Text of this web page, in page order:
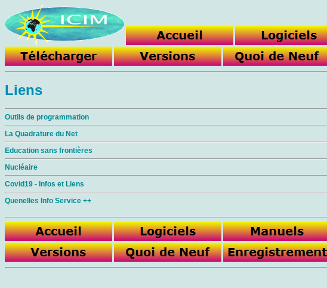
Liens
Outils de programmation
La Quadrature du Net
Education sans frontières
Nucléaire
Covid19 - Infos et Liens
Quenelles Info Service ++